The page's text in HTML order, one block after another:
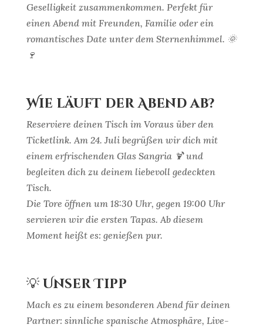
Geselligkeit zusammenkommen. Perfekt für
einen Abend mit Freunden, Familie oder ein
romantisches Date unter dem Sternenhimmel. 🌞
🍷
Wie läuft der Abend ab?
Reserviere deinen Tisch im Voraus über den
Ticketlink. Am 24. Juli begrüßen wir dich mit
einem erfrischenden Glas Sangria 🍹 und
begleiten dich zu deinem liebevoll gedeckten
Tisch.
Die Tore öffnen um 18:30 Uhr, gegen 19:00 Uhr
servieren wir die ersten Tapas. Ab diesem
Moment heißt es: genießen pur.
💡 Unser Tipp
Mach es zu einem besonderen Abend für deinen
Partner: sinnliche spanische Atmosphäre, Live-